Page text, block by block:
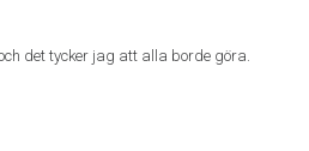
det tycker jag att alla borde göra.